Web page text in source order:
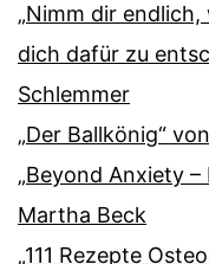
„Nimm dir
dich dafür zu
Schlemmer
„Der Ballkönig“
„Beyond Anxiety
Martha Beck
„111 Rezepte